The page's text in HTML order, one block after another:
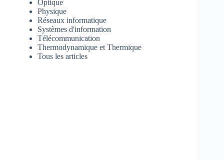
Optique
Physique
Réseaux informatique
Systèmes d'information
Télécommunication
Thermodynamique et Thermique
Tous les articles